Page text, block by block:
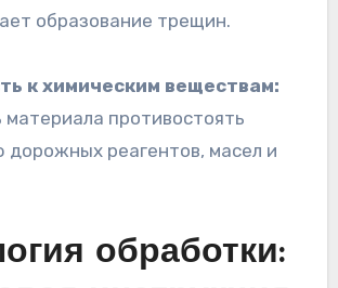
образование трещин.
к химическим веществам:
материала противостоять
дорожных реагентов, масел и
обработки: